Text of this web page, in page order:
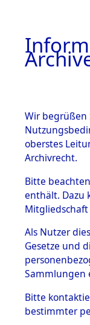
BESTÄNDE
1.
mente
5.
5.3
5.3.1
zu
Wir begrüßen
oberstes
Archivrecht.
Bitte
enthält. Dazu
Als Nutzer
Gesetze und
Sammlungen
Bitte
bestimmter